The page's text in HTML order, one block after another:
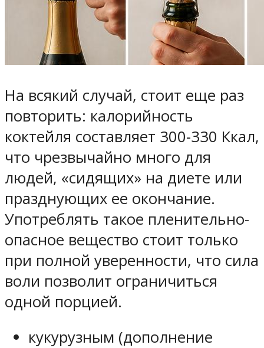
На всякий случай, стоит еще раз
повторить: калорийность
коктейля составляет 300-330 Ккал,
что чрезвычайно много для
людей, «сидящих» на диете или
празднующих ее окончание.
Употреблять такое пленительно-
опасное вещество стоит только
при полной уверенности, что сила
воли позволит ограничиться
одной порцией.
кукурузным (дополнение